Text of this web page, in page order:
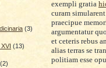
(3)
(13)
(2)
exempli gratia
curam
praecipue
argumentatur
et ceteris rebus
alias terras se
politiam esse